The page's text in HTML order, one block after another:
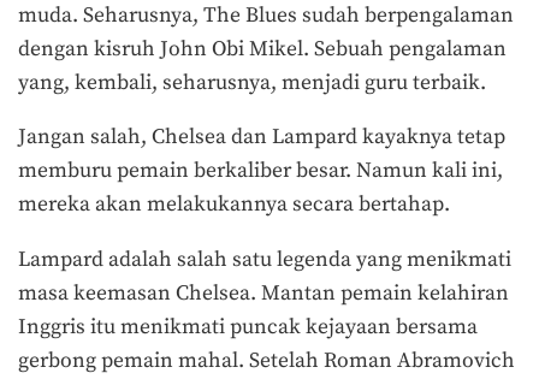
muda. Seharusnya, The Blues sudah berpengalaman
dengan kisruh John Obi Mikel. Sebuah pengalaman
yang, kembali, seharusnya, menjadi guru terbaik.
Jangan salah, Chelsea dan Lampard kayaknya tetap
memburu pemain berkaliber besar. Namun kali ini,
mereka akan melakukannya secara bertahap.
Lampard adalah salah satu legenda yang menikmati
masa keemasan Chelsea. Mantan pemain kelahiran
Inggris itu menikmati puncak kejayaan bersama
gerbong pemain mahal. Setelah Roman Abramovich